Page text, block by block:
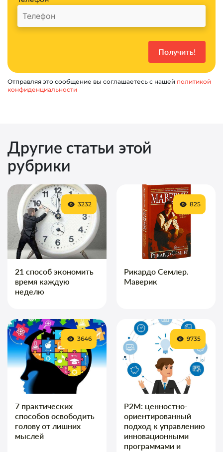
Отправляя это сообщение вы соглашаетесь с нашей политикой
конфиденциальности
Другие статьи этой
рубрики
21 способ экономить
время каждую
неделю
3232
Рикардо Семлер.
Маверик
825
7 практических
способов освободить
голову от лишних
мыслей
3646
P2M: ценностно-
ориентированный
подход к управлению
инновационными
программами и
9735